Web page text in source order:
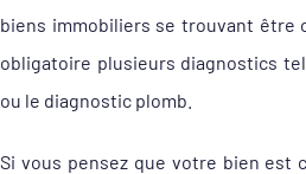
biens immobiliers se trouvant être
obligatoire plusieurs diagnostics
ou le diagnostic plomb.
Si vous pensez que votre bien est